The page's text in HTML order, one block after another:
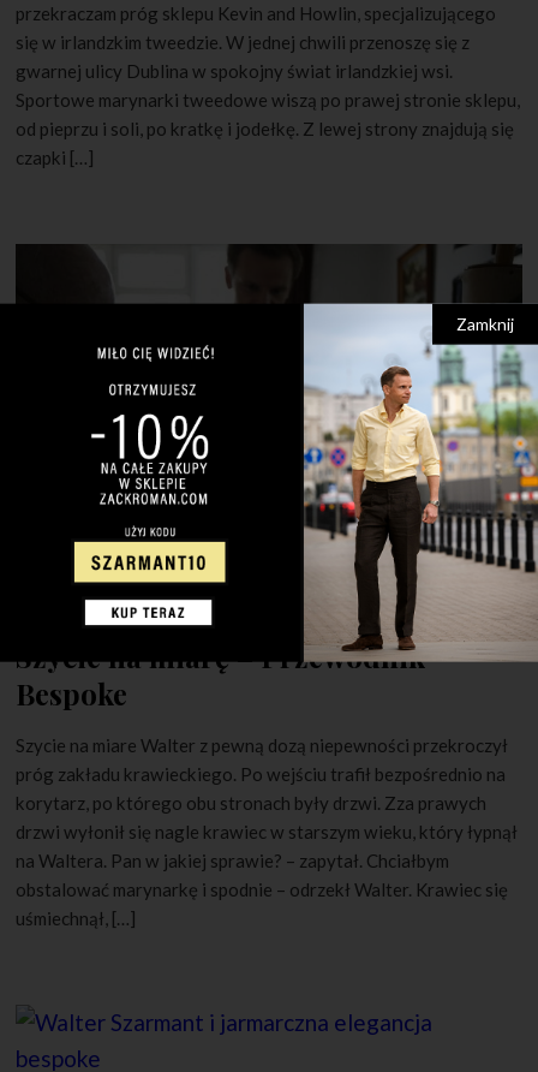
przekraczam próg sklepu Kevin and Howlin, specjalizującego
się w irlandzkim tweedzie. W jednej chwili przenoszę się z
gwarnej ulicy Dublina w spokojny świat irlandzkiej wsi.
Sportowe marynarki tweedowe wiszą po prawej stronie sklepu,
od pieprzu i soli, po kratkę i jodełkę. Z lewej strony znajdują się
czapki […]
18 KWIETNIA 2011 50 KOMENTARZY
Szycie na miarę – Przewodnik
Bespoke
Szycie na miare Walter z pewną dozą niepewności przekroczył
próg zakładu krawieckiego. Po wejściu trafił bezpośrednio na
korytarz, po którego obu stronach były drzwi. Zza prawych
drzwi wyłonił się nagle krawiec w starszym wieku, który łypnął
na Waltera. Pan w jakiej sprawie? – zapytał. Chciałbym
obstalować marynarkę i spodnie – odrzekł Walter. Krawiec się
uśmiechnął, […]
Zamknij